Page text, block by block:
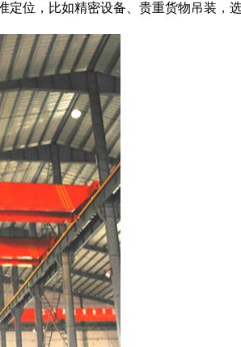
定位，比如精密设备、贵重货物吊装，